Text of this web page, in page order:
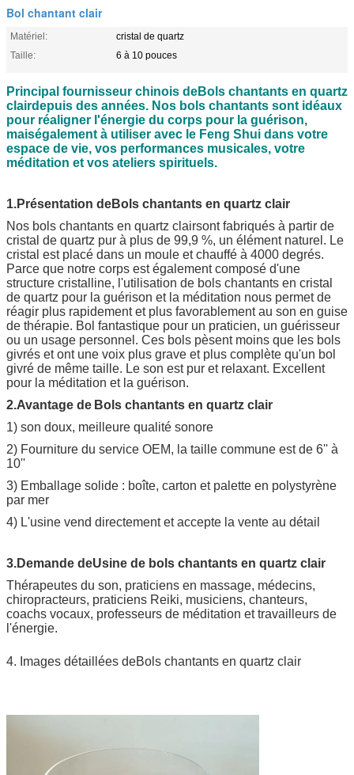
Bol chantant clair
Matériel:
cristal de quartz
Taille:
6 à 10 pouces
Principal fournisseur chinois deBols chantants en quartz
clairdepuis des années. Nos bols chantants sont idéaux
pour réaligner l'énergie du corps pour la guérison,
maiségalement à utiliser avec le Feng Shui dans votre
espace de vie, vos performances musicales, votre
méditation et vos ateliers spirituels.
1.Présentation deBols chantants en quartz clair
Nos bols chantants en quartz clairsont fabriqués à partir de
cristal de quartz pur à plus de 99,9 %, un élément naturel. Le
cristal est placé dans un moule et chauffé à 4000 degrés.
Parce que notre corps est également composé d'une
structure cristalline, l'utilisation de bols chantants en cristal
de quartz pour la guérison et la méditation nous permet de
réagir plus rapidement et plus favorablement au son en guise
de thérapie. Bol fantastique pour un praticien, un guérisseur
ou un usage personnel. Ces bols pèsent moins que les bols
givrés et ont une voix plus grave et plus complète qu'un bol
givré de même taille. Le son est pur et relaxant. Excellent
pour la méditation et la guérison.
2.Avantage de Bols chantants en quartz clair
1) son doux, meilleure qualité sonore
2) Fourniture du service OEM, la taille commune est de 6'' à
10''
3) Emballage solide : boîte, carton et palette en polystyrène
par mer
4) L'usine vend directement et accepte la vente au détail
3.Demande deUsine de bols chantants en quartz clair
Thérapeutes du son, praticiens en massage, médecins,
chiropracteurs, praticiens Reiki, musiciens, chanteurs,
coachs vocaux, professeurs de méditation et travailleurs de
l'énergie.
4. Images détaillées deBols chantants en quartz clair